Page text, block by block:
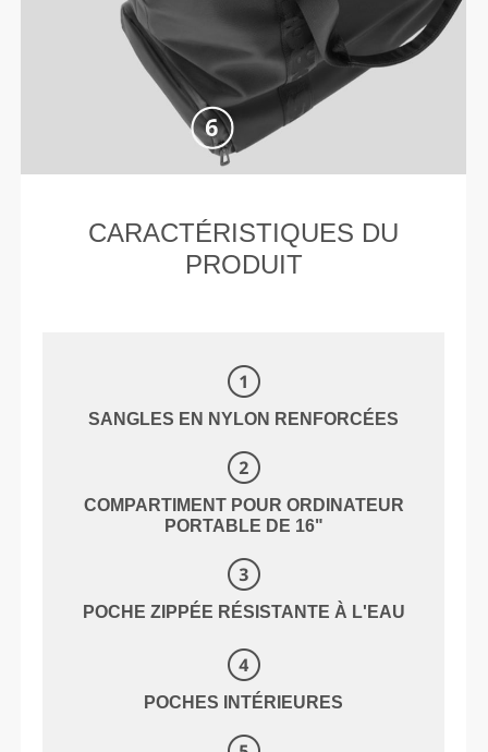
CARACTÉRISTIQUES DU
PRODUIT
SANGLES EN NYLON RENFORCÉES
COMPARTIMENT POUR ORDINATEUR
PORTABLE DE 16"
POCHE ZIPPÉE RÉSISTANTE À L'EAU
POCHES INTÉRIEURES